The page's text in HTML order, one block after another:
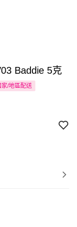
Baddie 5克
家/地區配送